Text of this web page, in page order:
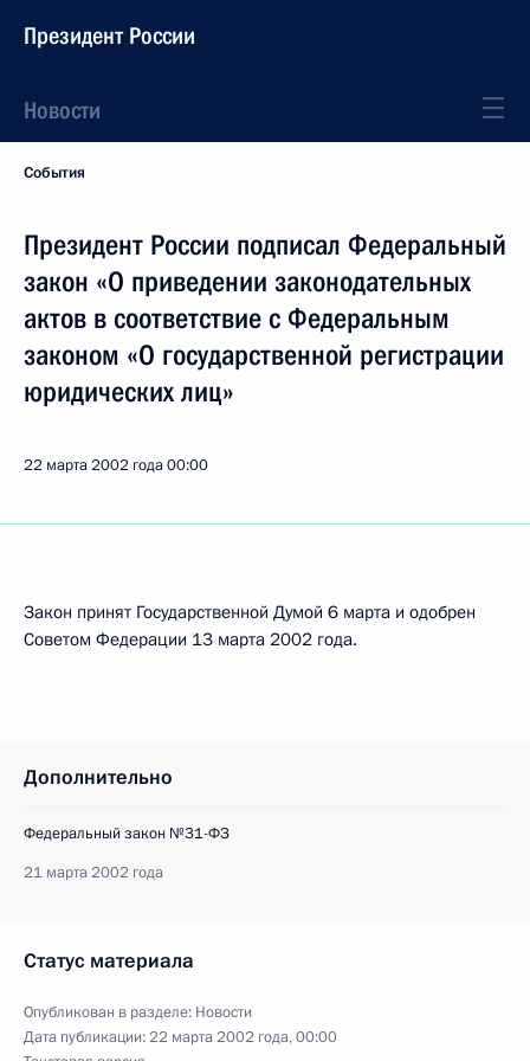
Президент России
Новости
События
Президент России подписал Федеральный
закон «О приведении законодательных
актов в соответствие с Федеральным
законом «О государственной регистрации
юридических лиц»
22 марта 2002 года00:00
Закон принят Государственной Думой 6 марта и одобрен
Советом Федерации 13 марта 2002 года.
Дополнительно
Федеральный закон №31-ФЗ
21 марта 2002 года
Статус материала
Опубликован в разделе: Новости
Дата публикации:22 марта 2002 года, 00:00